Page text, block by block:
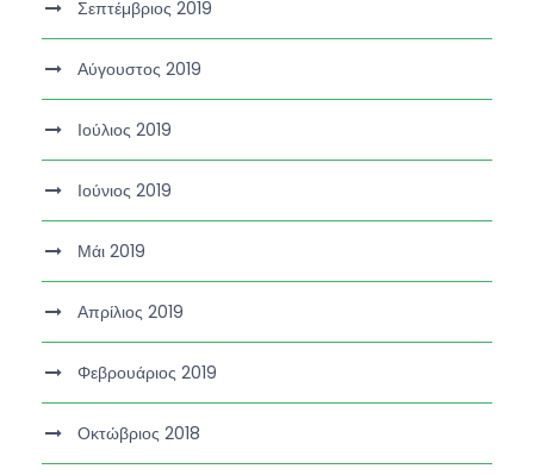
Σεπτέμβριος 2019
Αύγουστος 2019
Ιούλιος 2019
Ιούνιος 2019
Μάι 2019
Απρίλιος 2019
Φεβρουάριος 2019
Οκτώβριος 2018